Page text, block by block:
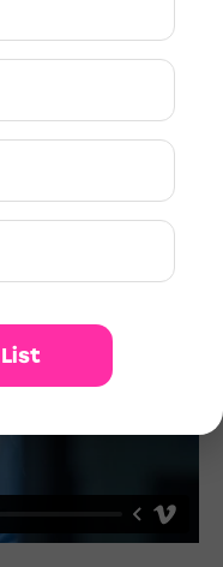
lectus.
sadipscing elitr,
ut labore et
voluptua. At
et ea rebum.
sanctus est
List